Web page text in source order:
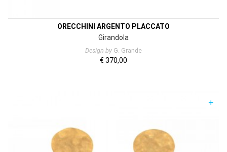
ORECCHINI ARGENTO PLACCATO
Girandola
Design by G. Grande
€ 370,00
+